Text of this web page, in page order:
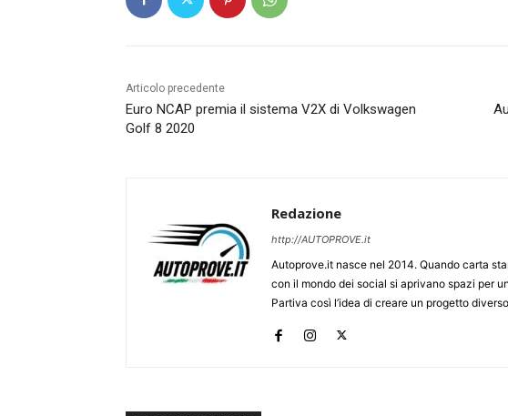
Articolo precedente
Euro NCAP premia il sistema V2X di Volkswagen
Golf 8 2020
Redazione
http://AUTOPROVE.it
Autoprove.it nasce nel 2014. Quando carta
con il mondo dei social si aprivano spazi per
Partiva così l’idea di creare un progetto